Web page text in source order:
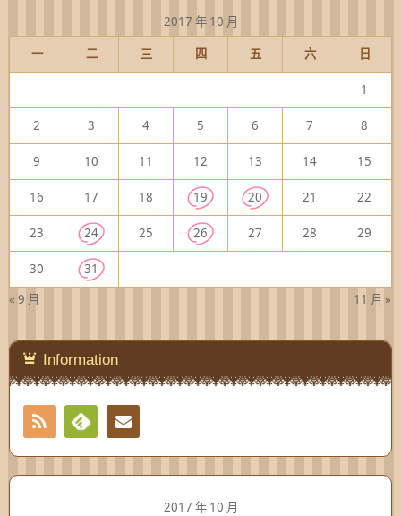
2017 年 10 月
一
二 三 四 五 六 日
« 9 月 11 月 »
1
2 3 4 5 6 7 8
9 10 11 12 13 14 15
16 17 18 19 20 21 22
23 24 25 26 27 28 29
30 31
Information
RSS
Feedly
2017 年 10 月